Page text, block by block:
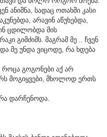
ანიშნა, სადაც ოთახში კასი
არავინ აწუხებდა,
ცდილობდა მის
გიმძიმს. მაგრამ მე .. ჩვენ
მე უნდა ვიცოდე, რა ხდება
როცა გოგონები აქ არ
მოგიყვები, მხოლოდ ერთს
დარჩენოდა.